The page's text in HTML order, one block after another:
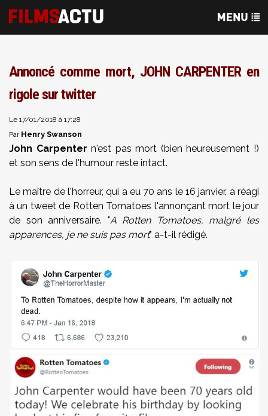
Annoncé comme mort, JOHN CARPENTER en
rigole sur twitter
Le 17/01/2018 à 17:28
Par Henry Swanson
John Carpenter n'est pas mort (bien heureusement !)
et son sens de l'humour reste intact.
Le maître de l'horreur, qui a eu 70 ans le 16 janvier, a réagi
à un tweet de Rotten Tomatoes l'annonçant mort le jour
de son anniversaire. "A Rotten Tomatoes, malgré les
apparences, je ne suis pas mort" a-t-il rédigé.